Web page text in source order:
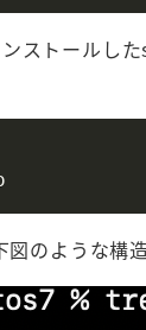
ストールし
のような構